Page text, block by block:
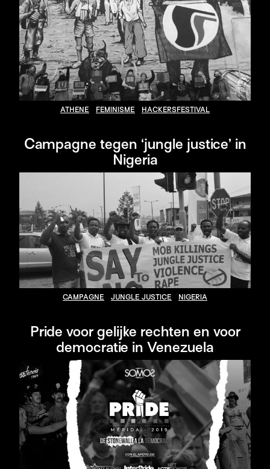
ATHENE FEMINISME HACKERSFESTIVAL
Campagne tegen ‘jungle justice’ in
Nigeria
CAMPAGNE JUNGLE JUSTICE NIGERIA
Pride voor gelijke rechten en voor
democratie in Venezuela